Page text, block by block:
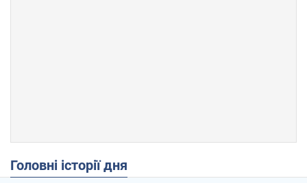
Головні історії дня